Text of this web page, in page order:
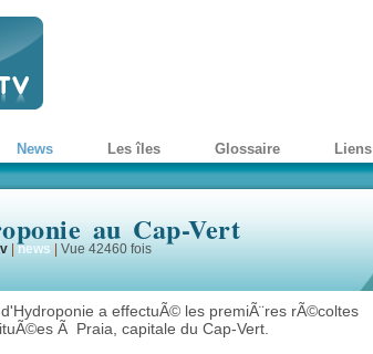
News Les îles Glossaire Liens
au Cap-Vert
|news Vue 42460 fois
a effectuÃ© les premiÃ¨res rÃ©coltes
Ã Praia, capitale du Cap-Vert.